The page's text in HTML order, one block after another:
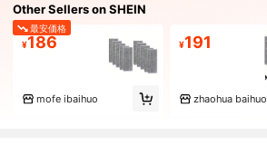
Other Sellers on SHEIN
最安価格
¥186
mofe ibaihuo
¥191
zhaohua baihuo